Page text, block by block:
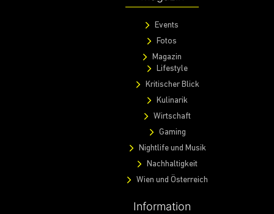
Events
Fotos
Magazin
Lifestyle
Kritischer Blick
Kulinarik
Wirtschaft
Gaming
Nightlife und Musik
Nachhaltigkeit
Wien und Österreich
Information